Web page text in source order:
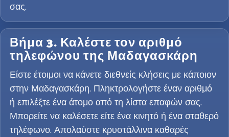
σας.
Βήμα 3. Καλέστε τον αριθμό
τηλεφώνου της Μαδαγασκάρη
Είστε έτοιμοι να κάνετε διεθνείς κλήσεις με κάποιον
στην Μαδαγασκάρη. Πληκτρολογήστε έναν αριθμό
ή επιλέξτε ένα άτομο από τη λίστα επαφών σας.
Μπορείτε να καλέσετε είτε ένα κινητό ή ένα σταθερό
τηλέφωνο. Απολαύστε κρυστάλλινα καθαρές